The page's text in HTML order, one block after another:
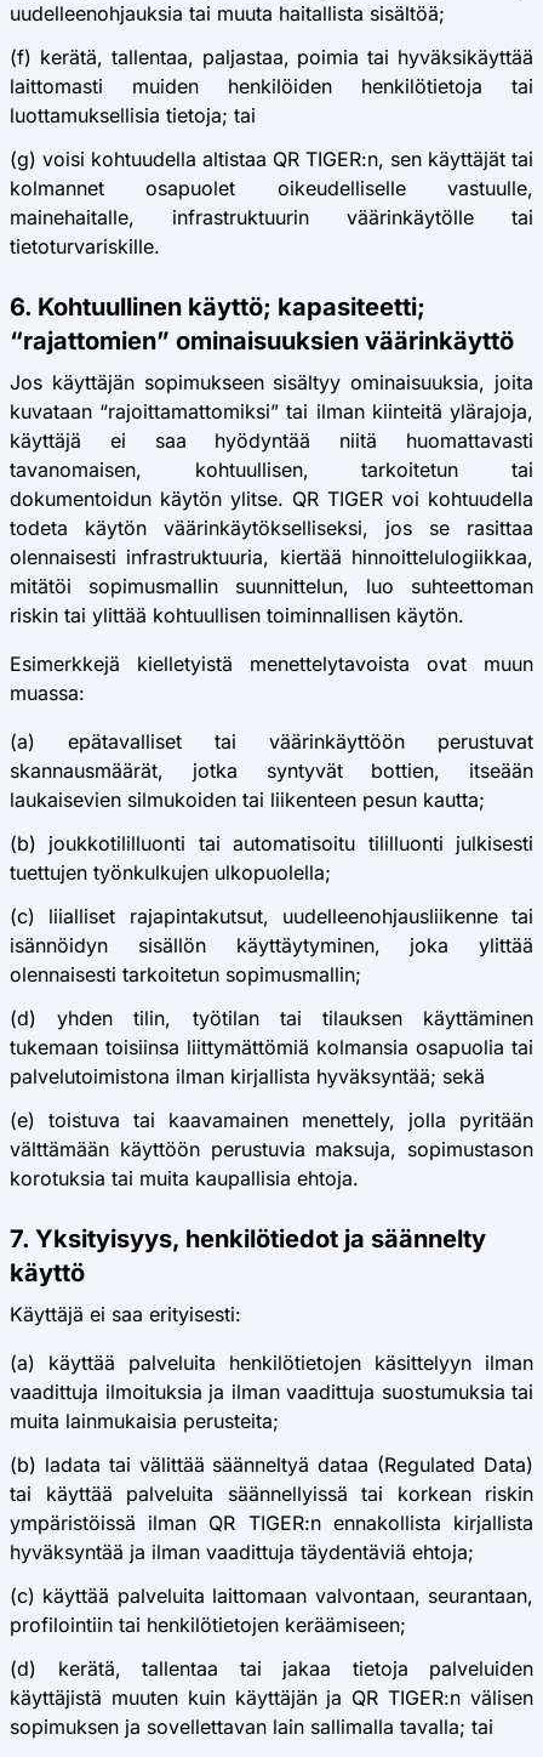
uudelleenohjauksia tai muuta haitallista sisältöä;
(f) kerätä, tallentaa, paljastaa, poimia tai hyväksikäyttää
laittomasti muiden henkilöiden henkilötietoja tai
luottamuksellisia tietoja; tai
(g) voisi kohtuudella altistaa QR TIGER:n, sen käyttäjät tai
kolmannet osapuolet oikeudelliselle vastuulle,
mainehaitalle, infrastruktuurin väärinkäytölle tai
tietoturvariskille.
6. Kohtuullinen käyttö; kapasiteetti;
“rajattomien” ominaisuuksien väärinkäyttö
Jos käyttäjän sopimukseen sisältyy ominaisuuksia, joita
kuvataan “rajoittamattomiksi” tai ilman kiinteitä ylärajoja,
käyttäjä ei saa hyödyntää niitä huomattavasti
tavanomaisen, kohtuullisen, tarkoitetun tai
dokumentoidun käytön ylitse. QR TIGER voi kohtuudella
todeta käytön väärinkäytökselliseksi, jos se rasittaa
olennaisesti infrastruktuuria, kiertää hinnoittelulogiikkaa,
mitätöi sopimusmallin suunnittelun, luo suhteettoman
riskin tai ylittää kohtuullisen toiminnallisen käytön.
Esimerkkejä kielletyistä menettelytavoista ovat muun
muassa:
(a) epätavalliset tai väärinkäyttöön perustuvat
skannausmäärät, jotka syntyvät bottien, itseään
laukaisevien silmukoiden tai liikenteen pesun kautta;
(b) joukkotililluonti tai automatisoitu tililluonti julkisesti
tuettujen työnkulkujen ulkopuolella;
(c) liialliset rajapintakutsut, uudelleenohjausliikenne tai
isännöidyn sisällön käyttäytyminen, joka ylittää
olennaisesti tarkoitetun sopimusmallin;
(d) yhden tilin, työtilan tai tilauksen käyttäminen
tukemaan toisiinsa liittymättömiä kolmansia osapuolia tai
palvelutoimistona ilman kirjallista hyväksyntää; sekä
(e) toistuva tai kaavamainen menettely, jolla pyritään
välttämään käyttöön perustuvia maksuja, sopimustason
korotuksia tai muita kaupallisia ehtoja.
7. Yksityisyys, henkilötiedot ja säännelty
käyttö
Käyttäjä ei saa erityisesti:
(a) käyttää palveluita henkilötietojen käsittelyyn ilman
vaadittuja ilmoituksia ja ilman vaadittuja suostumuksia tai
muita lainmukaisia perusteita;
(b) ladata tai välittää säänneltyä dataa (Regulated Data)
tai käyttää palveluita säännellyissä tai korkean riskin
ympäristöissä ilman QR TIGER:n ennakollista kirjallista
hyväksyntää ja ilman vaadittuja täydentäviä ehtoja;
(c) käyttää palveluita laittomaan valvontaan, seurantaan,
profilointiin tai henkilötietojen keräämiseen;
(d) kerätä, tallentaa tai jakaa tietoja palveluiden
käyttäjistä muuten kuin käyttäjän ja QR TIGER:n välisen
sopimuksen ja sovellettavan lain sallimalla tavalla; tai